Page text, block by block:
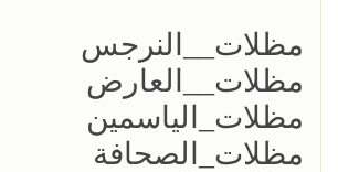
مظلات__النرجس
مظلات__العارض
مظلات_الياسمين
مظلات_الصحافة